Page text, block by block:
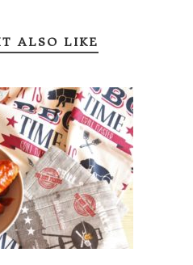
ALSO LIKE